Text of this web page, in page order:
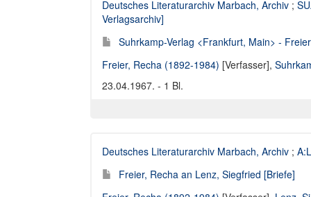
Deutsches Literaturarchiv Marbach, Archiv ;
Verlagsarchiv]
Suhrkamp-Verlag <Frankfurt, Main> -
Freier, Recha (1892-1984) [Verfasser],
23.04.1967. - 1 Bl.
Deutsches Literaturarchiv Marbach, Archiv ;
Freier, Recha an Lenz, Siegfried [Briefe]